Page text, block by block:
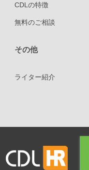
CDLの特徴
無料のご相談
その他
ライター紹介